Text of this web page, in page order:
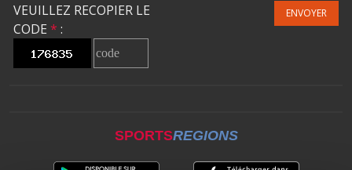
VEUILLEZ RECOPIER LE
CODE * :
ENVOYER
SPORTSREGIONS